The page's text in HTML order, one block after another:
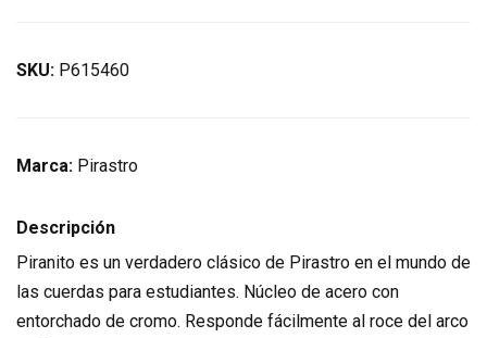
SKU: P615460
Marca: Pirastro
Descripción
Piranito es un verdadero clásico de Pirastro en el mundo de
las cuerdas para estudiantes. Núcleo de acero con
entorchado de cromo. Responde fácilmente al roce del arco